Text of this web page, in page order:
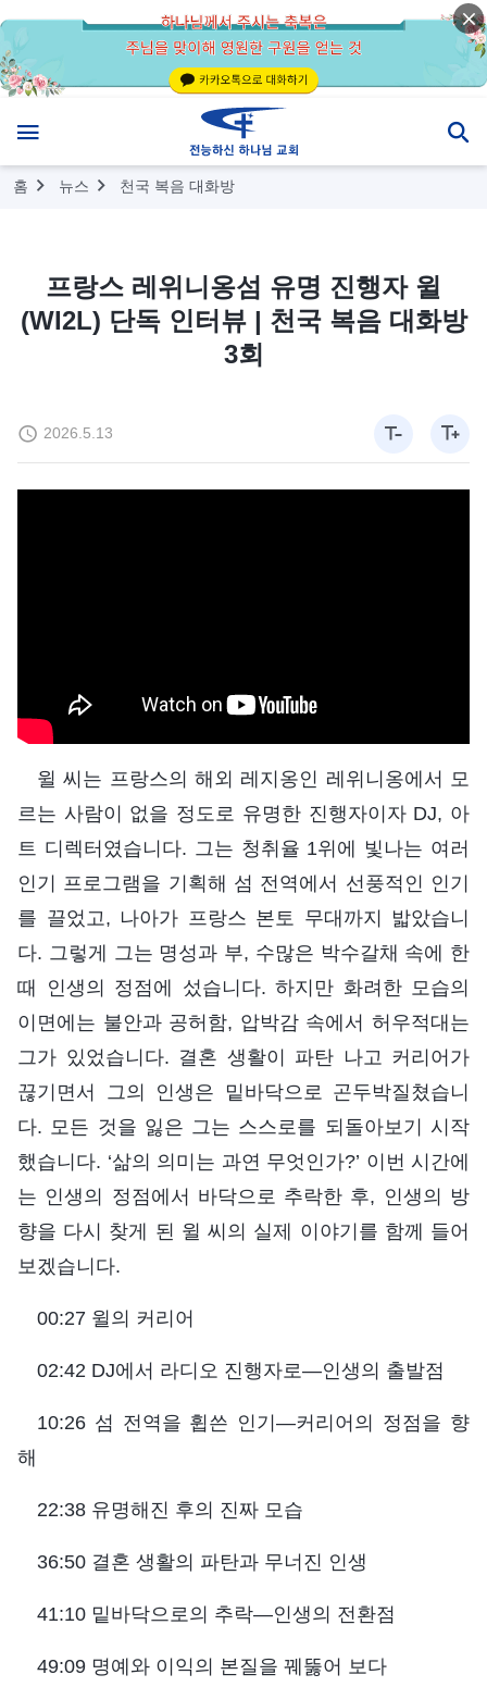
홈 뉴스 천국 복음 대화방
프랑스 레위니옹섬 유명 진행자 윌
(WI2L) 단독 인터뷰 | 천국 복음 대화방
3회
2026.5.13
윌 씨는 프랑스의 해외 레지옹인 레위니옹에서 모
르는 사람이 없을 정도로 유명한 진행자이자 DJ, 아
트 디렉터였습니다. 그는 청취율 1위에 빛나는 여러
인기 프로그램을 기획해 섬 전역에서 선풍적인 인기
를 끌었고, 나아가 프랑스 본토 무대까지 밟았습니
다. 그렇게 그는 명성과 부, 수많은 박수갈채 속에 한
때 인생의 정점에 섰습니다. 하지만 화려한 모습의
이면에는 불안과 공허함, 압박감 속에서 허우적대는
그가 있었습니다. 결혼 생활이 파탄 나고 커리어가
끊기면서 그의 인생은 밑바닥으로 곤두박질쳤습니
다. 모든 것을 잃은 그는 스스로를 되돌아보기 시작
했습니다. ‘삶의 의미는 과연 무엇인가?’ 이번 시간에
는 인생의 정점에서 바닥으로 추락한 후, 인생의 방
향을 다시 찾게 된 윌 씨의 실제 이야기를 함께 들어
보겠습니다.
00:27 윌의 커리어
02:42 DJ에서 라디오 진행자로―인생의 출발점
10:26 섬 전역을 휩쓴 인기―커리어의 정점을 향
해
22:38 유명해진 후의 진짜 모습
36:50 결혼 생활의 파탄과 무너진 인생
41:10 밑바닥으로의 추락―인생의 전환점
49:09 명예와 이익의 본질을 꿰뚫어 보다